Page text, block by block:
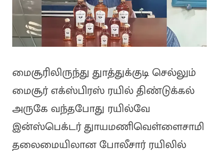
மைசூரிலிருந்து துாத்துக்குடி செல்லும்
மைசூர் எக்ஸ்பிரஸ் ரயில் திண்டுக்கல்
அருகே வந்தபோது ரயில்வே
இன்ஸ்பெக்டர் துாயமணிவெள்ளைசாமி
தலைமையிலான போலீசார் ரயிலில்